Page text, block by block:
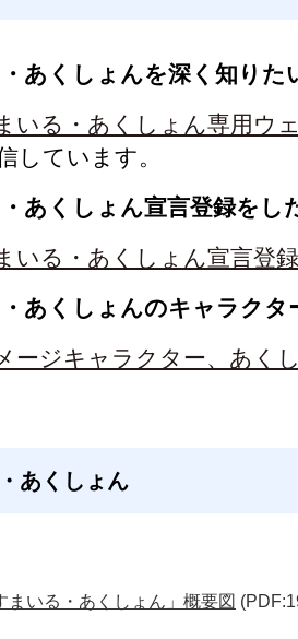
あくしょんを深く知りた
いる・あくしょん専用ウ
しています。
あくしょん宣言登録をし
いる・あくしょん宣言登
あくしょんのキャラクタ
ージキャラクター、あく
あくしょん
まいる・あくしょん」概要図